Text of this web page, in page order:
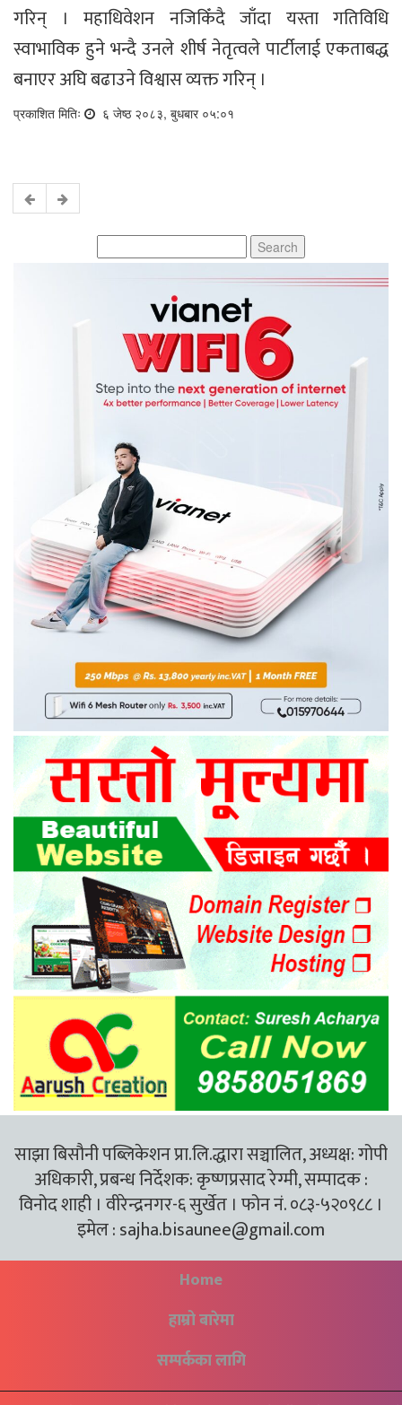
गरिन् । महाधिवेशन नजिकिँदै जाँदा यस्ता गतिविधि
स्वाभाविक हुने भन्दै उनले शीर्ष नेतृत्वले पार्टीलाई एकताबद्ध
बनाएर अघि बढाउने विश्वास व्यक्त गरिन् ।
प्रकाशित मितिः ६ जेष्ठ २०८३, बुधबार ०५:०१
for:
साझा बिसौनी पब्लिकेशन प्रा.लि.द्धारा सञ्चालित, अध्यक्ष: गोपी
अधिकारी, प्रबन्ध निर्देशक: कृष्णप्रसाद रेग्मी, सम्पादक :
विनोद शाही । वीरेन्द्रनगर-६ सुर्खेत । फोन नं. ०८३-५२०९८८ ।
इमेल :sajha.bisaunee@gmail.com
Home
हाम्रो बारेमा
सम्पर्कका लागि